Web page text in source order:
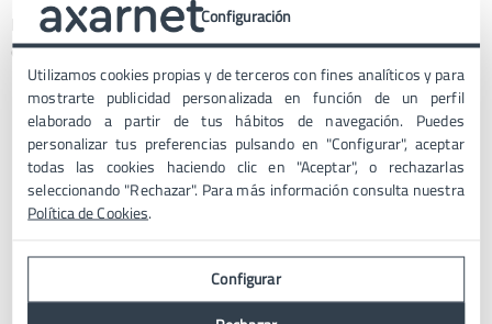
La configuración del modo mantenimiento en PrestaShop 1.7
es bastante sencilla:
La primera opción solo sirve para activar o desactivar el
modo mantenimiento a través del switch o interruptor
que hay para ello. Una vez pulsado, tienes que darle a
“Guardar”, abajo del todo a la derecha, o los cambios no se
aplicarán, y PrestaShop 1.7 no entraría en modo
mantenimiento.
La segunda opciónes para añadir una IP dentro de una
especie de lista blanca. Si añades aquí tu IP, por ejemplo,
te permitirá acceder a la tienda.
Configuración
Utilizamos cookies propias y de terceros con fines analíticos y para
mostrarte publicidad personalizada en función de un perfil
elaborado a partir de tus hábitos de navegación. Puedes
personalizar tus preferencias pulsando en "Configurar", aceptar
todas las cookies haciendo clic en "Aceptar", o rechazarlas
seleccionando "Rechazar". Para más información consulta nuestra
Política de Cookies.
Configurar